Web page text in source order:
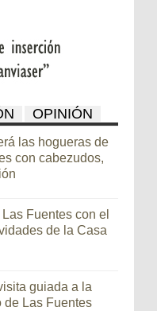
OPINIÓN
las hogueras de
con cabezudos,
Fuentes con el
de la Casa
guiada a la
de Las Fuentes